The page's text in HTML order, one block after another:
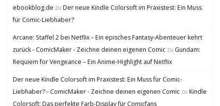
ebookblog.de zu Der neue Kindle Colorsoft im Praxistest: Ein Muss
für Comic-Liebhaber?
Arcane: Staffel 2 bei Netflix – Ein episches Fantasy-Abenteuer kehrt
zurück - ComicMaker - Zeichne deinen eigenen Comic zu Gundam:
Requiem for Vengeance – Ein Anime-Highlight auf Netflix
Der neue Kindle Colorsoft im Praxistest: Ein Muss für Comic-
Liebhaber? - ComicMaker - Zeichne deinen eigenen Comic zu Kindle
Colorsoft: Das perfekte Farb-Display für Comicfans